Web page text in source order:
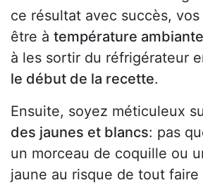
ce résultat avec succès, vos
être à température ambiante
à les sortir du réfrigérateur
le début de la recette.
Ensuite, soyez méticuleux
des jaunes et blancs: pas
un morceau de coquille ou
jaune au risque de tout faire